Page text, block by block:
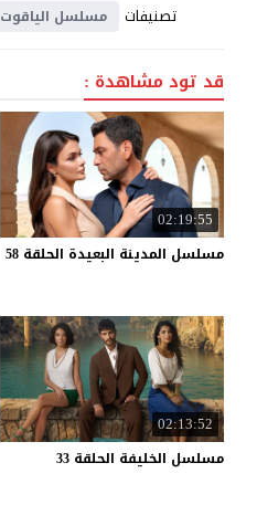
تصنيفات مسلسل الياقوت
قد تود مشاهدة :
02:19:55
مسلسل المدينة البعيدة الحلقة 58
02:13:52
مسلسل الخليفة الحلقة 33